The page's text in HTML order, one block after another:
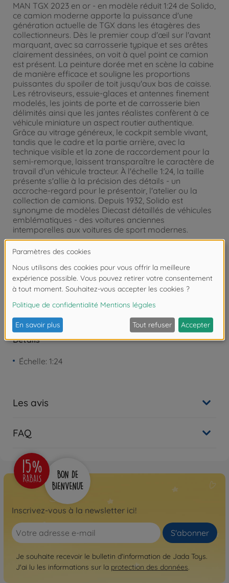
MAN TGX 2023 en or - en modèle réduit 1:24 de Solido,
ce camion moderne apporte la puissance d'une
génération actuelle de TGX dans les étagères des
collectionneurs. Dès le premier coup d'œil sur l'avant
marquant, avec sa carrosserie typique et ses arêtes
clairement dessinées, on voit à quel point ce camion
est présent. La peinture dorée met en scène la cabine
de manière efficace et souligne les proportions
puissantes du spoiler de toit jusqu'aux bas de caisse.
Les rétroviseurs, essuie-glaces et antennes finement
modelés, les joints de porte et de carrosserie bien
délimités ainsi que les jantes réalistes confèrent à ce
véhicule miniature un aspect routier authentique.
Grâce au vitrage généreux, le cockpit semble vivant,
tandis que le cadre et la partie arrière, avec la
technique visible et la zone de raccordement pour la
semi-remorque, laissent transparaître le caractère de
travail d'un véhicule tracteur. À l'échelle 1:24, la taille
présente s'allie à la précision des détails - un
accroche-regard pour le présentoir, l'atelier ou la
collection de camions. Depuis 1932, Solido est
synonyme de modèles Diecast détaillés de véhicules
emblématiques - des voitures anciennes
intemporelles aux voitures de sport modernes.
Attention !Ne convient pas aux enfants de
présence de pièces de petite taille.
Détails
Échelle: 1:24
Les avis
FAQ
Inscrivez-vous à la newsletter ici!
S'abonner
Je souhaite recevoir le bulletin d'information de Jada Toys.
J'ai lu les informations sur la protection des données.